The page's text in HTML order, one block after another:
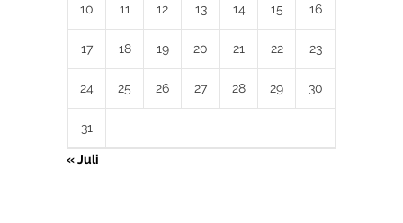
10 11 12 13 14 15 16
17 18 19 20 21 22 23
24 25 26 27 28 29 30
31
« Juli